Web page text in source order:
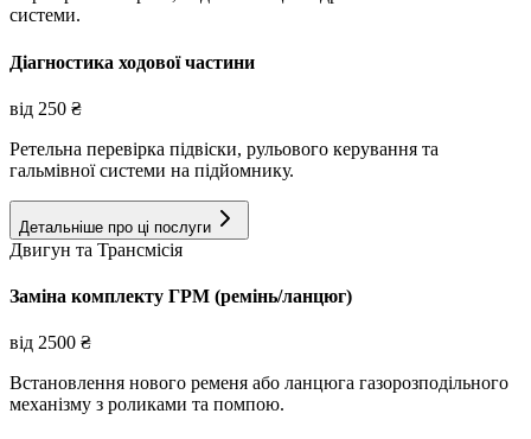
системи.
Діагностика ходової частини
від 250 ₴
Ретельна перевірка підвіски, рульового керування та
гальмівної системи на підйомнику.
Детальніше про ці послуги
Двигун та Трансмісія
Заміна комплекту ГРМ (ремінь/ланцюг)
від 2500 ₴
Встановлення нового ременя або ланцюга газорозподільного
механізму з роликами та помпою.